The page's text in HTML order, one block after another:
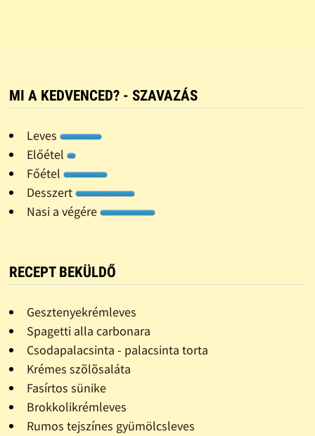
MI A KEDVENCED? - SZAVAZÁS
Leves
Előétel
Főétel
Desszert
Nasi a végére
RECEPT BEKÜLDŐ
Gesztenyekrémleves
Spagetti alla carbonara
Csodapalacsinta - palacsinta torta
Krémes szõlõsaláta
Fasírtos sünike
Brokkolikrémleves
Rumos tejszínes gyümölcsleves